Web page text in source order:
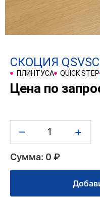
СКОЦИЯ
ПЛИНТУСА QUICK STEP
Цена по
– +
Сумма: 0 ₽